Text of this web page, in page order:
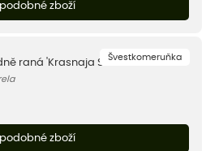
podobné zboží
Švestkomeruňka
raná 'Krasnaja Strela'
podobné zboží